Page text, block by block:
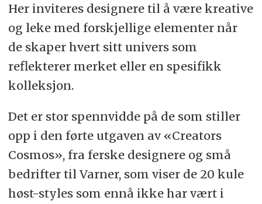
Her inviteres designere til å være kreative
og leke med forskjellige elementer når
de skaper hvert sitt univers som
reflekterer merket eller en spesifikk
kolleksjon.
Det er stor spennvidde på de som stiller
opp i den førte utgaven av «Creators
Cosmos», fra ferske designere og små
bedrifter til Varner, som viser de 20 kule
høst-styles som ennå ikke har vært i